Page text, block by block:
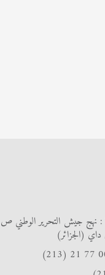
: نهج جيش التحرير